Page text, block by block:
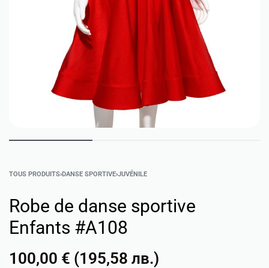
TOUS PRODUITS›DANSE SPORTIVE›JUVÉNILE
Robe de danse sportive
Enfants #A108
100,00 € (195,58 лв.)